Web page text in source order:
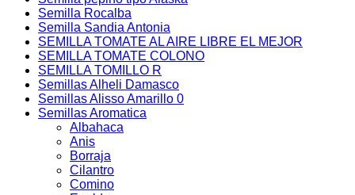
Semilla Rocalba
Semilla Sandia Antonia
SEMILLA TOMATE AL AIRE LIBRE EL MEJOR
SEMILLA TOMATE COLONO
SEMILLA TOMILLO R
Semillas Alheli Damasco
Semillas Alisso Amarillo 0
Semillas Aromatica
Albahaca
Anis
Borraja
Cilantro
Comino